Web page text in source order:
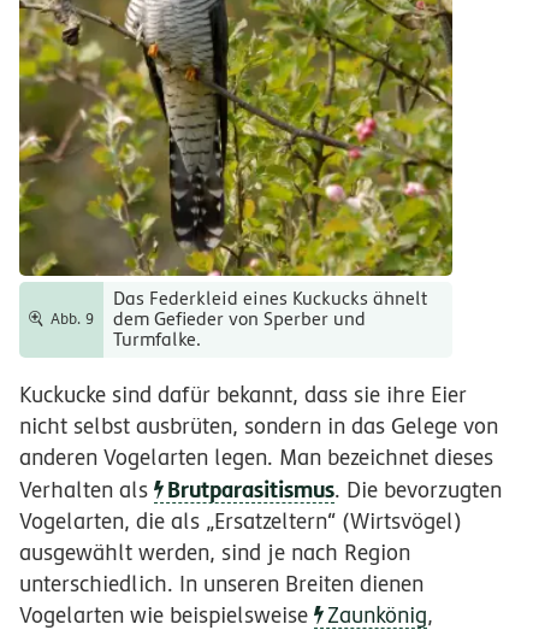
Abb. 9
Das Federkleid eines Kuckucks ähnelt
dem Gefieder von Sperber und
Turmfalke.
Kuckucke sind dafür bekannt, dass sie ihre Eier
nicht selbst ausbrüten, sondern in das Gelege von
anderen Vogelarten legen. Man bezeichnet dieses
Verhalten als
Brutparasitismus. Die bevorzugten
Vogelarten, die als „Ersatzeltern“ (Wirtsvögel)
ausgewählt werden, sind je nach Region
unterschiedlich. In unseren Breiten dienen
Vogelarten wie beispielsweise
Zaunkönig,